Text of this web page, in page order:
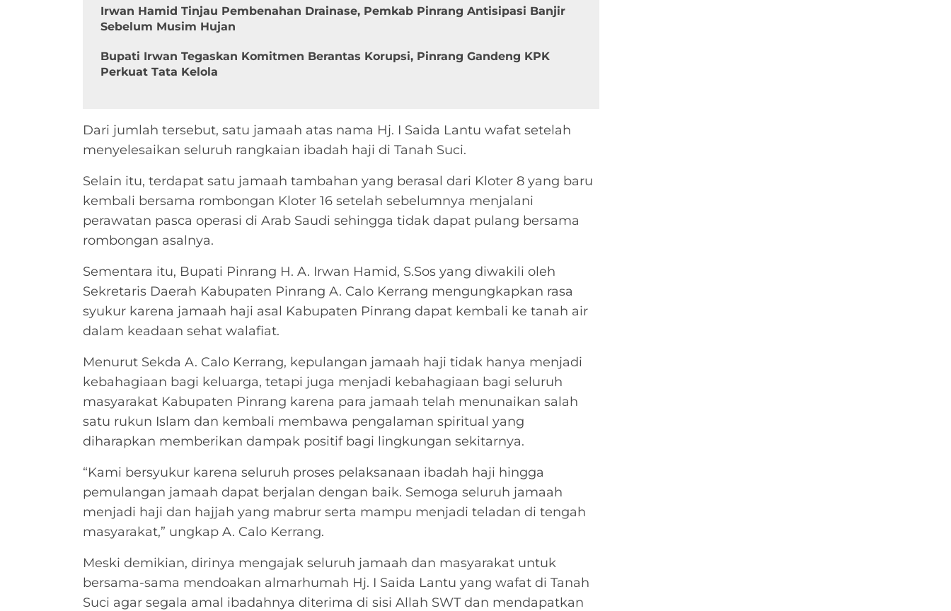
Irwan Hamid Tinjau Pembenahan Drainase, Pemkab Pinrang Antisipasi Banjir
Sebelum Musim Hujan
Bupati Irwan Tegaskan Komitmen Berantas Korupsi, Pinrang Gandeng KPK
Perkuat Tata Kelola
Dari jumlah tersebut, satu jamaah atas nama Hj. I Saida Lantu wafat setelah
menyelesaikan seluruh rangkaian ibadah haji di Tanah Suci.
Selain itu, terdapat satu jamaah tambahan yang berasal dari Kloter 8 yang baru
kembali bersama rombongan Kloter 16 setelah sebelumnya menjalani
perawatan pasca operasi di Arab Saudi sehingga tidak dapat pulang bersama
rombongan asalnya.
Sementara itu, Bupati Pinrang H. A. Irwan Hamid, S.Sos yang diwakili oleh
Sekretaris Daerah Kabupaten Pinrang A. Calo Kerrang mengungkapkan rasa
syukur karena jamaah haji asal Kabupaten Pinrang dapat kembali ke tanah air
dalam keadaan sehat walafiat.
Menurut Sekda A. Calo Kerrang, kepulangan jamaah haji tidak hanya menjadi
kebahagiaan bagi keluarga, tetapi juga menjadi kebahagiaan bagi seluruh
masyarakat Kabupaten Pinrang karena para jamaah telah menunaikan salah
satu rukun Islam dan kembali membawa pengalaman spiritual yang
diharapkan memberikan dampak positif bagi lingkungan sekitarnya.
“Kami bersyukur karena seluruh proses pelaksanaan ibadah haji hingga
pemulangan jamaah dapat berjalan dengan baik. Semoga seluruh jamaah
menjadi haji dan hajjah yang mabrur serta mampu menjadi teladan di tengah
masyarakat,” ungkap A. Calo Kerrang.
Meski demikian, dirinya mengajak seluruh jamaah dan masyarakat untuk
bersama-sama mendoakan almarhumah Hj. I Saida Lantu yang wafat di Tanah
Suci agar segala amal ibadahnya diterima di sisi Allah SWT dan mendapatkan